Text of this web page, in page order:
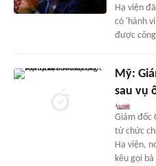
Hạ viện
có 'hành
được
Mỹ:
sau vụ
Giám đốc
từ chức
Hạ viện,
kêu gọi